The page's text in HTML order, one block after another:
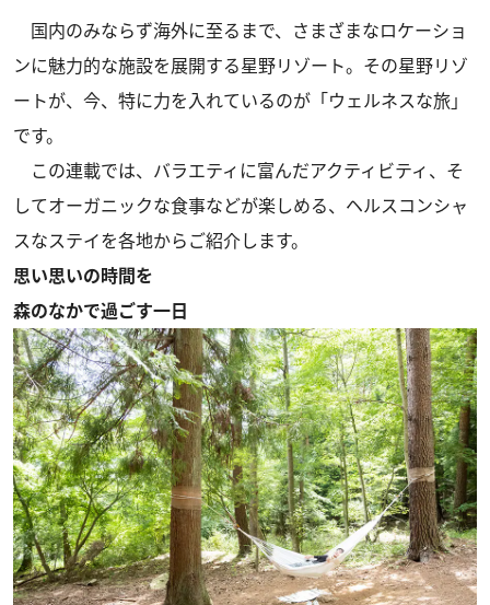
国内のみならず海外に至るまで、さまざまなロケーショ
ンに魅力的な施設を展開する星野リゾート。その星野リゾ
ートが、今、特に力を入れているのが「ウェルネスな旅」
です。
この連載では、バラエティに富んだアクティビティ、そ
してオーガニックな食事などが楽しめる、ヘルスコンシャ
スなステイを各地からご紹介します。
思い思いの時間を
森のなかで過ごす一日